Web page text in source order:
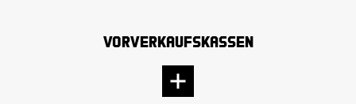
Vorverkaufskassen